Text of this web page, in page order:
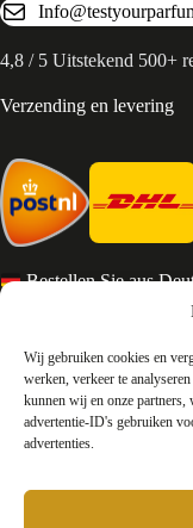
Wij gebruiken cookies en
werken, verkeer te
kunnen wij en onze partners,
advertentie-ID's gebruiken
advertenties.
4,8 / 5 Uitstekend 500+
Verzending en levering
Bestellen Sie aus
Services en Contact
Algemene
Retourneren
Privacy
Contact